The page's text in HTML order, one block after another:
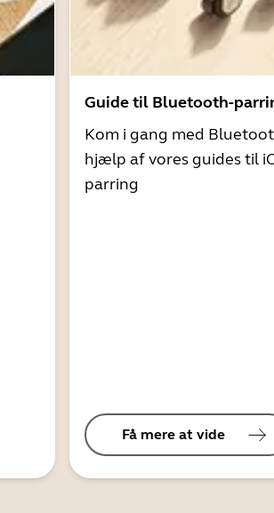
Guide til Bluetooth-
Kom i gang med
hjælp af vores guides til
parring
Få mere at vide